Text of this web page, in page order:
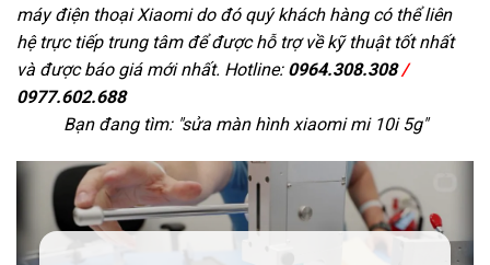
máy điện thoại Xiaomi do đó quý khách hàng có thể liên
hệ trực tiếp trung tâm để được hỗ trợ về kỹ thuật tốt nhất
và được báo giá mới nhất. Hotline: 0964.308.308/
0977.602.688
Bạn đang tìm: "sửa màn hình xiaomi mi 10i 5g"